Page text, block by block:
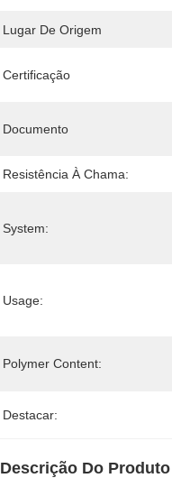
Lugar De Origem
Certificação
Documento
Resistência À Chama:
System:
Usage:
Polymer Content:
Destacar:
Descrição Do Produto